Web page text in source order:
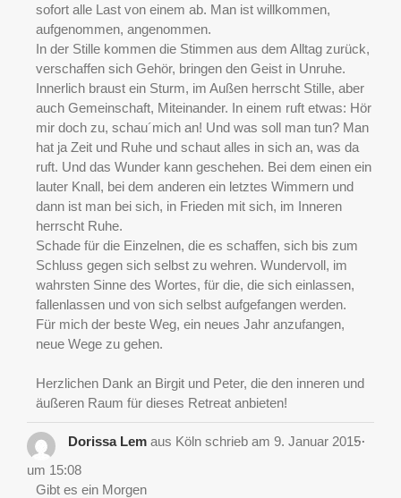
sofort alle Last von einem ab. Man ist willkommen,
aufgenommen, angenommen.
In der Stille kommen die Stimmen aus dem Alltag zurück,
verschaffen sich Gehör, bringen den Geist in Unruhe.
Innerlich braust ein Sturm, im Außen herrscht Stille, aber
auch Gemeinschaft, Miteinander. In einem ruft etwas: Hör
mir doch zu, schau´mich an! Und was soll man tun? Man
hat ja Zeit und Ruhe und schaut alles in sich an, was da
ruft. Und das Wunder kann geschehen. Bei dem einen ein
lauter Knall, bei dem anderen ein letztes Wimmern und
dann ist man bei sich, in Frieden mit sich, im Inneren
herrscht Ruhe.
Schade für die Einzelnen, die es schaffen, sich bis zum
Schluss gegen sich selbst zu wehren. Wundervoll, im
wahrsten Sinne des Wortes, für die, die sich einlassen,
fallenlassen und von sich selbst aufgefangen werden.
Für mich der beste Weg, ein neues Jahr anzufangen,
neue Wege zu gehen.
Herzlichen Dank an Birgit und Peter, die den inneren und
äußeren Raum für dieses Retreat anbieten!
Dorissa Lem aus Köln schrieb am 9. Januar 2015
um 15:08
Gibt es ein Morgen
...